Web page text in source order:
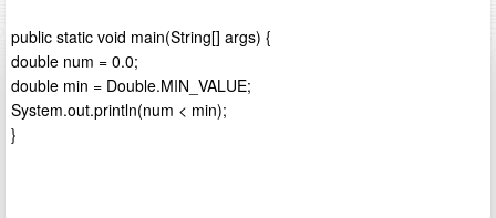
public static void main(String[] args) {
double num = 0.0;
double min = Double.MIN_VALUE;
System.out.println(num < min);
}